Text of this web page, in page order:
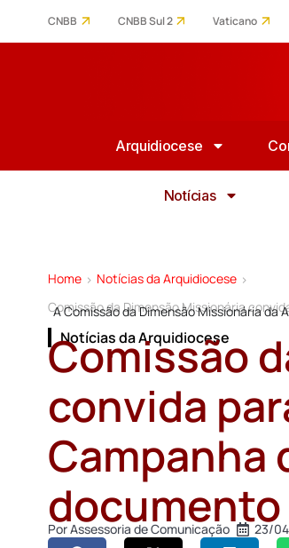
CNBB CNBB Sul 2 Vaticano
Arquidiocese
Notícias
Home > Notícias da Arquidiocese >
Comissão da Dimensão Missionária
A Comissão da Dimensão Missionária da
Notícias da Arquidiocese
Comissão
convida
Campanha
documento
PorAssessoria de Comunicação 23/